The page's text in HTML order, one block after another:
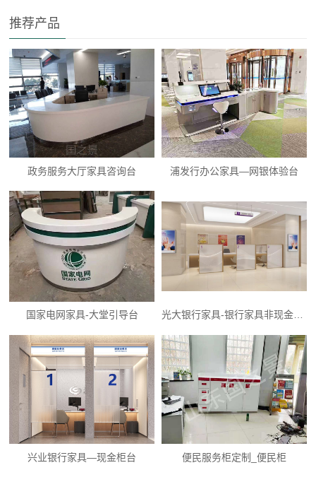
推荐产品
政务服务大厅家具咨询台 浦发行办公家具—网银体验台
国家电网家具-大堂引导台 光大银行家具-银行家具非现金柜台
兴业银行家具—现金柜台 便民服务柜定制_便民柜